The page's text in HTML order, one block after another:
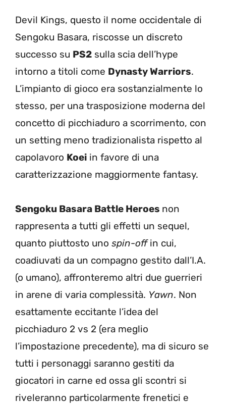
Devil Kings, questo il nome occidentale di
Sengoku Basara, riscosse un discreto
successo su PS2 sulla scia dell’hype
intorno a titoli come Dynasty Warriors.
L’impianto di gioco era sostanzialmente lo
stesso, per una trasposizione moderna del
concetto di picchiaduro a scorrimento, con
un setting meno tradizionalista rispetto al
capolavoro Koei in favore di una
caratterizzazione maggiormente fantasy.
Sengoku Basara Battle Heroes non
rappresenta a tutti gli effetti un sequel,
quanto piuttosto uno spin-offin cui,
coadiuvati da un compagno gestito dall’I.A.
(o umano), affronteremo altri due guerrieri
in arene di varia complessità. Yawn. Non
esattamente eccitante l’idea del
picchiaduro 2 vs 2 (era meglio
l’impostazione precedente), ma di sicuro se
tutti i personaggi saranno gestiti da
giocatori in carne ed ossa gli scontri si
riveleranno particolarmente frenetici e